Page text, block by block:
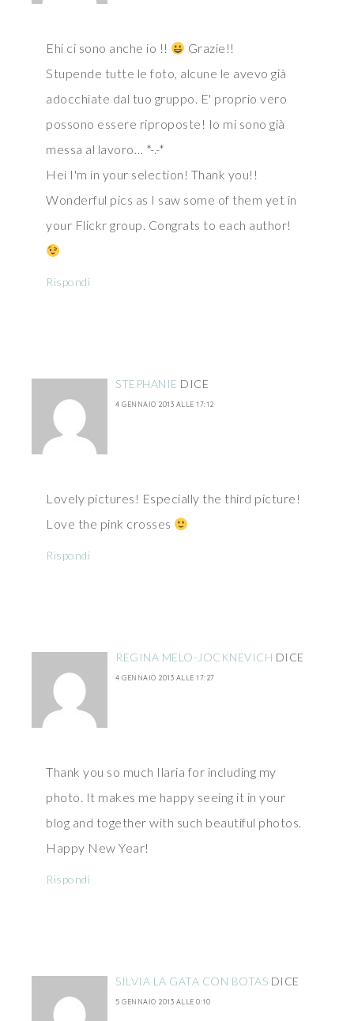
Ehi ci sono anche io !!
Grazie!!
Stupende tutte le foto, alcune le avevo già
adocchiate dal tuo gruppo. E' proprio vero
possono essere riproposte! Io mi sono già
messa al lavoro… *-.-*
Hei I'm in your selection! Thank you!!
Wonderful pics as I saw some of them yet in
your Flickr group. Congrats to each author!
Rispondi
STEPHANIE DICE
4 GENNAIO 2013 ALLE 17:12
Lovely pictures! Especially the third picture!
Love the pink crosses
Rispondi
REGINA MELO-JOCKNEVICH DICE
4 GENNAIO 2013 ALLE 17:27
Thank you so much Ilaria for including my
photo. It makes me happy seeing it in your
blog and together with such beautiful photos.
Happy New Year!
Rispondi
SILVIA LA GATA CON BOTAS DICE
5 GENNAIO 2013 ALLE 0:10